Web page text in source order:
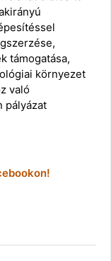
támogatása,
környezet
való
pályázat